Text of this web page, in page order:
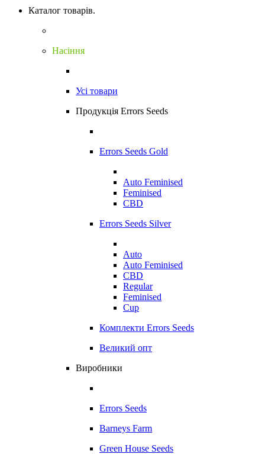
Каталог товарів.
Насіння
Усі товари
Продукція Errors Seeds
Errors Seeds Gold
Auto Feminised
Feminised
CBD
Errors Seeds Silver
Auto
Auto Feminised
CBD
Regular
Feminised
Cup
Комплекти Errors Seeds
Великий опт
Виробники
Errors Seeds
Barneys Farm
Green House Seeds